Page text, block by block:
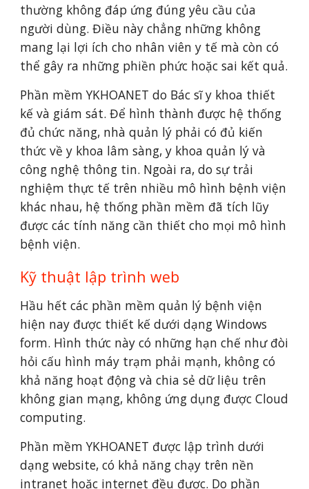
thường không đáp ứng đúng yêu cầu của
người dùng. Điều này chẳng những không
mang lại lợi ích cho nhân viên y tế mà còn có
thể gây ra những phiền phức hoặc sai kết quả.
Phần mềm YKHOANET do Bác sĩ y khoa thiết
kế và giám sát. Để hình thành được hệ thống
đủ chức năng, nhà quản lý phải có đủ kiến
thức về y khoa lâm sàng, y khoa quản lý và
công nghệ thông tin. Ngoài ra, do sự trải
nghiệm thực tế trên nhiều mô hình bệnh viện
khác nhau, hệ thống phần mềm đã tích lũy
được các tính năng cần thiết cho mọi mô hình
bệnh viện.
Kỹ thuật lập trình web
Hầu hết các phần mềm quản lý bệnh viện
hiện nay được thiết kế dưới dạng Windows
form. Hình thức này có những hạn chế như đòi
hỏi cấu hình máy trạm phải mạnh, không có
khả năng hoạt động và chia sẻ dữ liệu trên
không gian mạng, không ứng dụng được Cloud
computing.
Phần mềm YKHOANET được lập trình dưới
dạng website, có khả năng chạy trên nền
intranet hoặc internet đều được. Do phần